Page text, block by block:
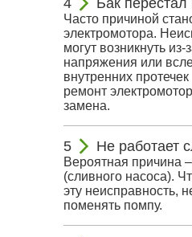
Бак
Часто причиной
электромотора.
могут возникнуть
напряжения или
внутренних
ремонт
замена.
Не работает
Вероятная причина
(сливного насоса).
эту неисправность,
поменять помпу.